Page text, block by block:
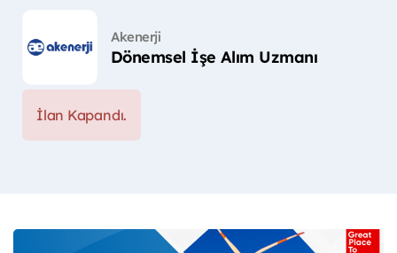
Akenerji
Dönemsel İşe Alım Uzmanı
İlan Kapandı.